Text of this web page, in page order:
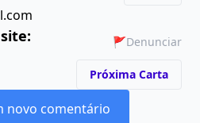
🚩Denunciar
Próxima Carta
novo comentário